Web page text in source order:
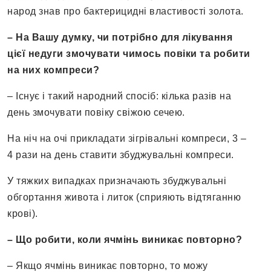
народ знав про бактерицидні властивості золота.
– На Вашу думку, чи потрібно для лікування
цієї недуги змочувати чимось повіки та робити
на них компреси?
– Існує і такий народний спосіб: кілька разів на
день змочувати повіку свіжою сечею.
На ніч на очі прикладати зігрівальні компреси, 3 –
4 рази на день ставити збуджувальні компреси.
У тяжких випадках призначають збуджувальні
обгортання живота і литок (спри­яють відтяганню
крові).
– Що робити, коли ячмінь виникає повторно?
– Якщо ячмінь виникає повторно, то можу